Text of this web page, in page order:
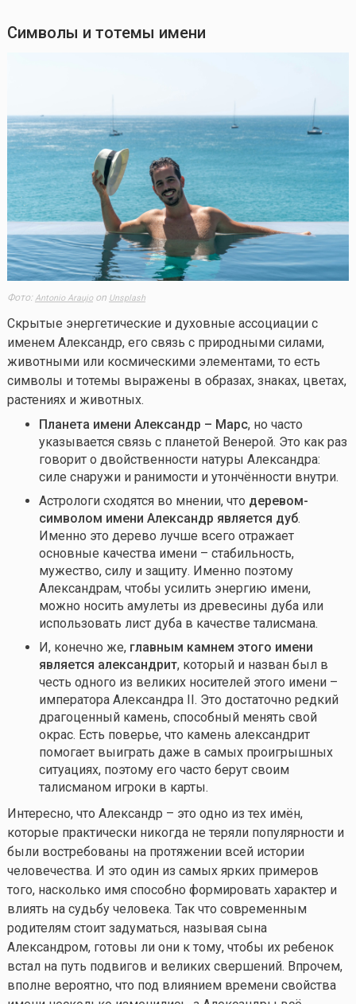
Символы и тотемы имени
Фото: Antonio Araujoon Unsplash
Скрытые энергетические и духовные ассоциации с
именем Александр, его связь с природными силами,
животными или космическими элементами, то есть
символы и тотемы выражены в образах, знаках, цветах,
растениях и животных.
Планета имени Александр – Марс, но часто
указывается связь с планетой Венерой. Это как раз
говорит о двойственности натуры Александра:
силе снаружи и ранимости и утончённости внутри.
Астрологи сходятся во мнении, что деревом-
символом имени Александр является дуб.
Именно это дерево лучше всего отражает
основные качества имени – стабильность,
мужество, силу и защиту. Именно поэтому
Александрам, чтобы усилить энергию имени,
можно носить амулеты из древесины дуба или
использовать лист дуба в качестве талисмана.
И, конечно же, главным камнем этого имени
является александрит, который и назван был в
честь одного из великих носителей этого имени –
императора Александра II. Это достаточно редкий
драгоценный камень, способный менять свой
окрас. Есть поверье, что камень александрит
помогает выиграть даже в самых проигрышных
ситуациях, поэтому его часто берут своим
талисманом игроки в карты.
Интересно, что Александр – это одно из тех имён,
которые практически никогда не теряли популярности и
были востребованы на протяжении всей истории
человечества. И это один из самых ярких примеров
того, насколько имя способно формировать характер и
влиять на судьбу человека. Так что современным
родителям стоит задуматься, называя сына
Александром, готовы ли они к тому, чтобы их ребенок
встал на путь подвигов и великих свершений. Впрочем,
вполне вероятно, что под влиянием времени свойства